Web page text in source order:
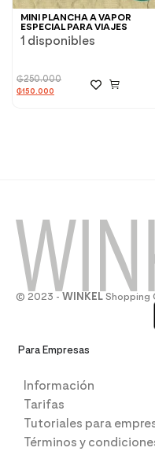
MINI PLANCHA A VAPOR
ESPECIAL PARA VIAJES
1 disponibles
₲250.000
₲150.000
© 2023 - WINKEL Shopping
Para Empresas
Información
Tarifas
Tutoriales para
Términos y